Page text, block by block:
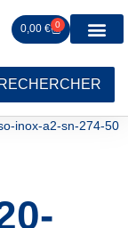
0,00 € 0
RECHERCHER
inox-a2-sn-274-50